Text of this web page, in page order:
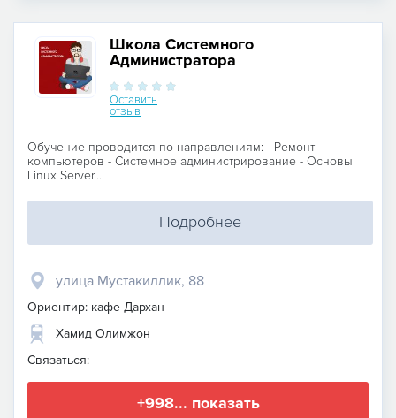
Школа Системного
Администратора
Оставить
отзыв
Обучение проводится по направлениям: - Ремонт
компьютеров - Системное администрирование - Основы
Linux Server...
Подробнее
улица Мустакиллик, 88
Ориентир: кафе Дархан
Хамид Олимжон
Связаться:
+998... показать